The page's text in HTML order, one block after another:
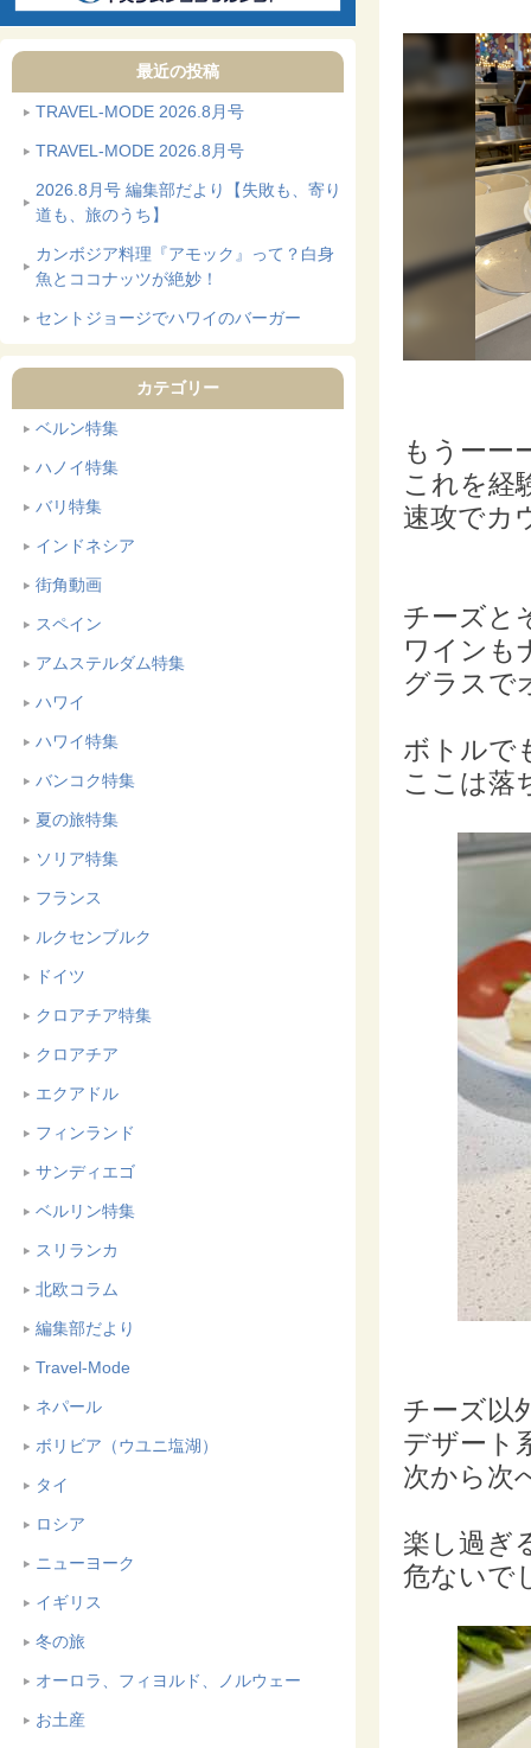
最近の投稿
TRAVEL-MODE 2026.8月号
TRAVEL-MODE 2026.8月号
2026.8月号 編集部だより【失敗も、寄り
道も、旅のうち】
カンボジア料理『アモック』って？白身
魚とココナッツが絶妙！
セントジョージでハワイのバーガー
カテゴリー
ベルン特集
ハノイ特集
バリ特集
インドネシア
街角動画
スペイン
アムステルダム特集
ハワイ
ハワイ特集
バンコク特集
夏の旅特集
ソリア特集
フランス
ルクセンブルク
ドイツ
クロアチア特集
クロアチア
エクアドル
フィンランド
サンディエゴ
ベルリン特集
スリランカ
北欧コラム
編集部だより
Travel-Mode
ネパール
ボリビア（ウユニ塩湖）
タイ
ロシア
ニューヨーク
イギリス
冬の旅
オーロラ、フィヨルド、ノルウェー
お土産
もうーー
これを経
速攻でカ
チーズと
ワインも
グラスで
ボトルで
ここは落
チーズ以
デザート
次から次
楽し過ぎ
危ないで